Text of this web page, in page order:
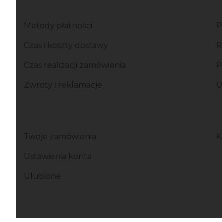
Linki w stopce
Metody płatności
Czas i koszty dostawy
Czas realizacji zamówienia
Zwroty i reklamacje
Twoje zamówienia
Ustawienia konta
Ulubione